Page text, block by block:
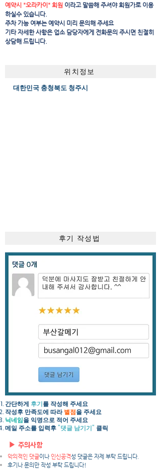
예약시 "오라카이" 회원 이라고 말씀해 주셔야 회원가로 이용
하실수 있습니다.
주차 가능 여부는 예약시 미리 문의해 주세요
​기타 자세한 사항은 업소 담당자에게 전화문의 주시면 친절히
상담해 드립니다.
위치정보
대한민국 충청북도 청주시
후기 작성법
간단하게 후기를 작성해 주세요​
작성후 만족도에 따라별점을 주세요
닉네임을 익명으로 적어 주세요
​메일 주소를 입력후"댓글 남기기" 클릭
▶ 주의사항
악의적인 댓글이나인신공격성 댓글은 자제 부탁 드립니다.
후기나 문의만 작성 부탁 드립니다!